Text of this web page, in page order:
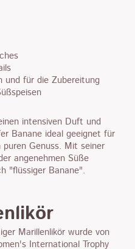
und für die Zubereitung
intensiven Duft und
Banane ideal geeignet für
Genuss. Mit seiner
angenehmen Süße
"flüssiger Banane".
Marillenlikör wurde von
International Trophy